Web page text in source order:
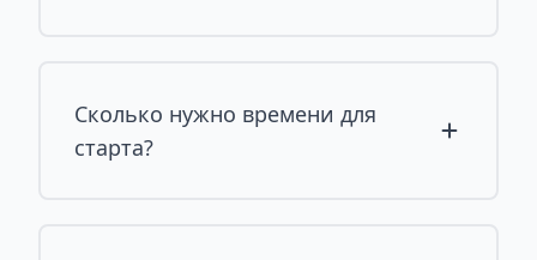
Сколько нужно времени для
старта?